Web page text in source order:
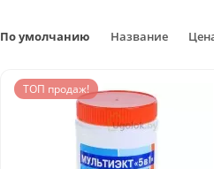
По умолчанию Название
ТОП продаж!